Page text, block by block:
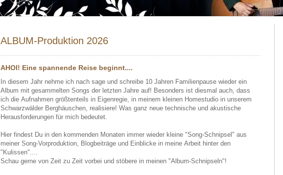
ALBUM-Produktion 2026
AHOI! Eine spannende Reise beginnt....
In diesem Jahr nehme ich nach sage und schreibe 10 Jahren Familienpause wieder ein
Album mit gesammelten Songs der letzten Jahre auf! Besonders ist diesmal auch, dass
ich die Aufnahmen größtenteils in Eigenregie, in meinem kleinen Homestudio in unserem
Schwarzwälder Berghäuschen, realisiere! Was ganz neue technische und akustische
Herausforderungen für mich bedeutet.
Hier findest Du in den kommenden Monaten immer wieder kleine "Song-Schnipsel" aus
meiner Song-Vorproduktion, Blogbeiträge und Einblicke in meine Arbeit hinter den
"Kulissen"....
Schau gerne von Zeit zu Zeit vorbei und stöbere in meinen "Album-Schnipseln"!